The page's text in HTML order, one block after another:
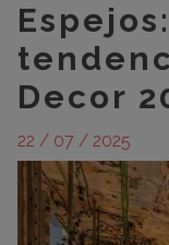
Decor
22 / 07 / 2025